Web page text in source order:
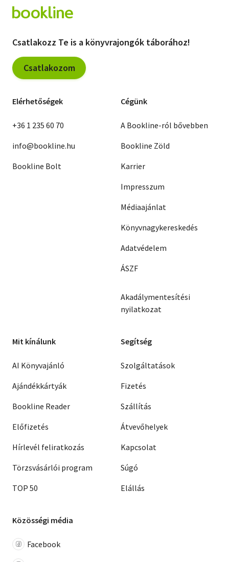
Csatlakozz Te is a könyvrajongók táborához!
Csatlakozom
Elérhetőségek
+36 1 235 60 70
info@bookline.hu
Bookline Bolt
Cégünk
A Bookline-ról bővebben
Bookline Zöld
Karrier
Impresszum
Médiaajánlat
Könyvnagykereskedés
Adatvédelem
ÁSZF
Akadálymentesítési
nyilatkozat
Mit kínálunk
AI Könyvajánló
Ajándékkártyák
Bookline Reader
Előfizetés
Hírlevél feliratkozás
Törzsvásárlói program
TOP 50
Segítség
Szolgáltatások
Fizetés
Szállítás
Átvevőhelyek
Kapcsolat
Súgó
Elállás
Közösségi média
Facebook